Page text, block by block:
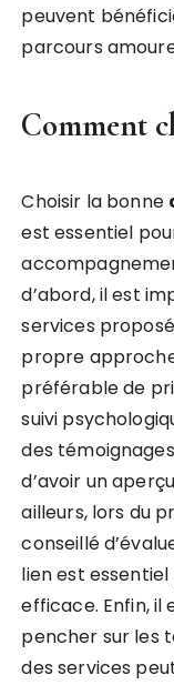
peuvent
parcours
Comment
Choisir la bonne
est essentiel
d’abord, il est
services
propre
préférable de
suivi
des
d’avoir un
ailleurs, lors du
conseillé
lien est
efficace. Enfin, il
pencher sur les
des services